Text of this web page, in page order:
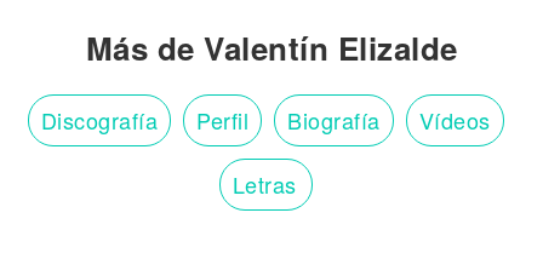
Más de Valentín Elizalde
Discografía Perfil Biografía Vídeos
Letras